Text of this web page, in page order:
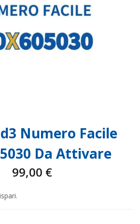
Numero Facile
Da Attivare
99,00 €